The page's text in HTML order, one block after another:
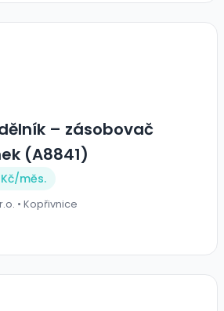
– zásobovač
(A8841)
měs.
• Kopřivnice